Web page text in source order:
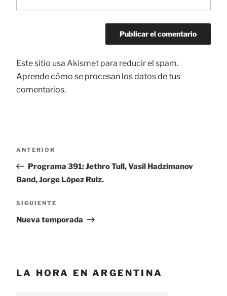
Este sitio usa Akismet para reducir el spam.
Aprende cómo se procesan los datos de tus
comentarios.
entradas
Entrada
anterior:
ANTERIOR
Programa 391: Jethro Tull, Vasil Hadzimanov
Band, Jorge López Ruiz.
Siguiente
entrada
SIGUIENTE
Nueva temporada
LA HORA EN ARGENTINA